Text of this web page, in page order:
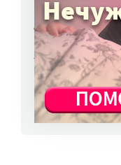
НКО часто
о
избежать?
7 авг, 13:13
ВСЕ НОВОСТИ